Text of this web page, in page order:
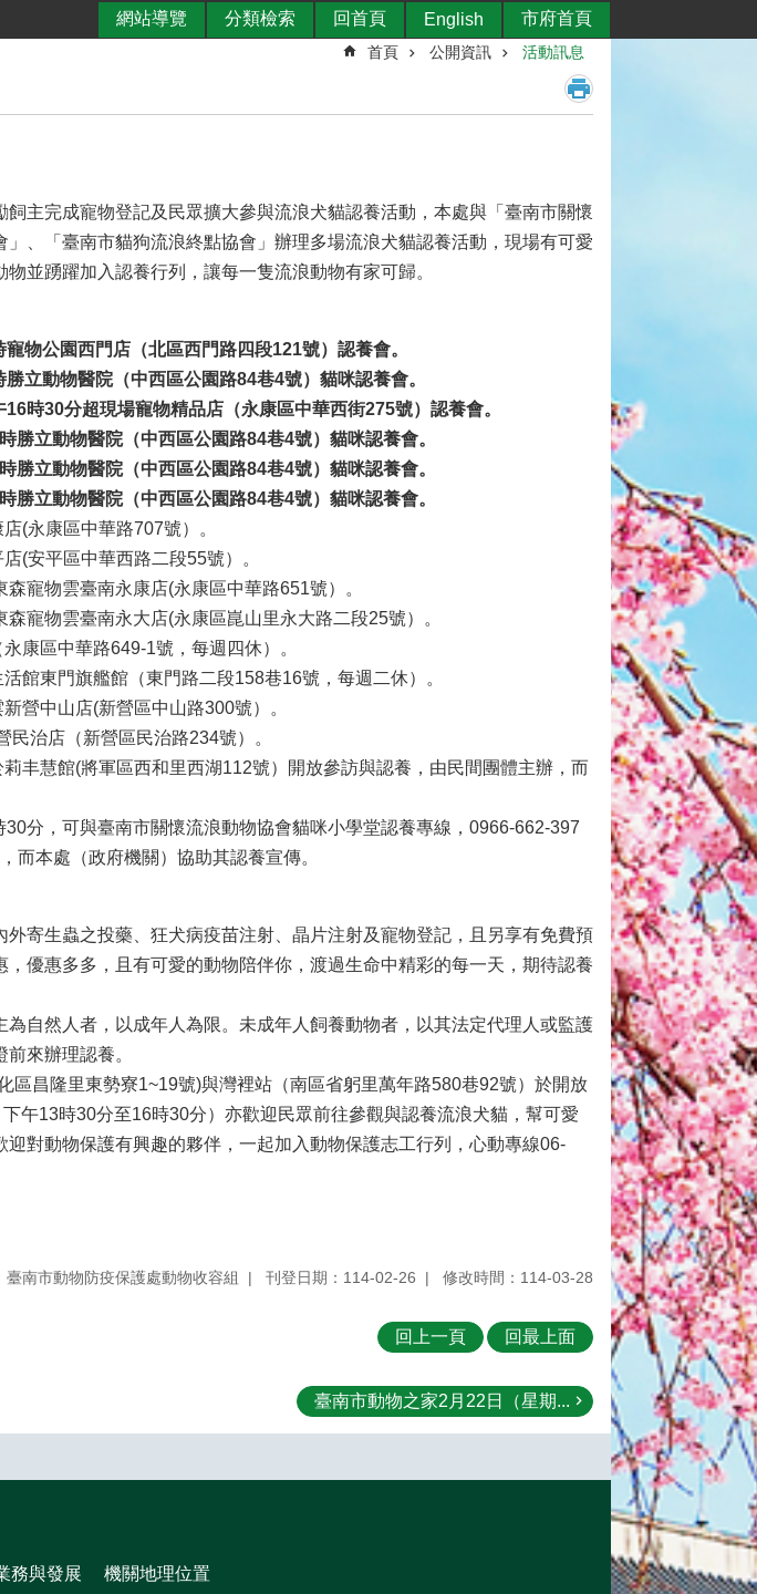
網站導覽 分類檢索 回首頁 English 市府首頁
首頁 公開資訊 活動訊息
主完成寵物登記及民眾擴大參與流浪犬貓認養活動，本處與「臺南市關懷
、「臺南市貓狗流浪終點協會」辦理多場流浪犬貓認養活動，現場有可愛
並踴躍加入認養行列，讓每一隻流浪動物有家可歸。
物公園西門店（北區西門路四段121號）認養會。
勝立動物醫院（中西區公園路84巷4號） 貓咪認養會。
時30分超現場寵物精品店（永康區中華西街275號）認養會。
勝立動物醫院（中西區公園路84巷4號） 貓咪認養會。
勝立動物醫院（中西區公園路84巷4號） 貓咪認養會。
勝立動物醫院（中西區公園路84巷4號） 貓咪認養會。
(永康區中華路707號）。
(安平區中華西路二段55號）。
寵物雲臺南永康店(永康區中華路651號）。
寵物雲臺南永大店(永康區崑山里永大路二段25號）。
康區中華路649-1號，每週四休）。
館東門旗艦館（東門路二段158巷16號，每週二休）。
營中山店(新營區中山路300號）。
治店（新營區民治路234號）。
丰慧館(將軍區西和里西湖112號）開放參訪與認養，由民間團體主辦，而
分，可與臺南市關懷流浪動物協會貓咪小學堂認養專線，0966-662-397
而本處（政府機關）協助其認養宣傳。
寄生蟲之投藥、狂犬病疫苗注射、晶片注射及寵物登記，且另享有免費預
優惠多多，且有可愛的動物陪伴你，渡過生命中精彩的每一天，期待認養
自然人者，以成年人為限。未成年人飼養動物者，以其法定代理人或監護
來辦理認養。
昌隆里東勢寮1~19號)與灣裡站（南區省躬里萬年路580巷92號）於開放
午13時30分至16時30分）亦歡迎民眾前往參觀與認養流浪犬貓，幫可愛
對動物保護有興趣的夥伴，一起加入動物保護志工行列，心動專線06-
臺南市動物防疫保護處動物收容組 刊登日期：114-02-26 修改時間：114-03-28
回上一頁 回最上面
臺南市動物之家2月22日（星期...
務與發展 機關地理位置